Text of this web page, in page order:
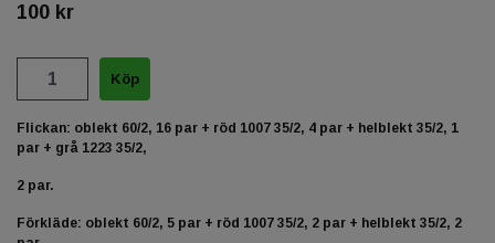
100 kr
Flickan: oblekt 60/2, 16 par + röd 1007 35/2, 4 par + helblekt 35/2, 1
par + grå 1223 35/2,
2 par.
Förkläde: oblekt 60/2, 5 par + röd 1007 35/2, 2 par + helblekt 35/2, 2